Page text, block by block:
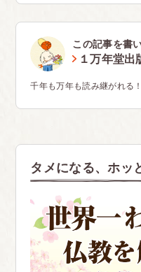
この記事を書
１万年堂出
千年も万年も読み継がれ
タメになる、ホッ